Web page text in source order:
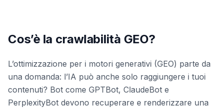
analisi
Cos’è la crawlabilità GEO?
L’ottimizzazione per i motori generativi (GEO) parte da
una domanda: l’IA può anche solo raggiungere i tuoi
contenuti? Bot come GPTBot, ClaudeBot e
PerplexityBot devono recuperare e renderizzare una